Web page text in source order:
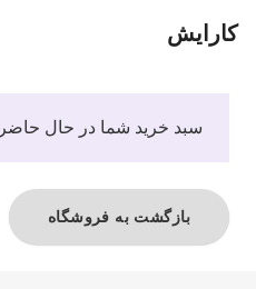
کارایش
سبد خرید شما در حال
بازگشت به فروشگاه